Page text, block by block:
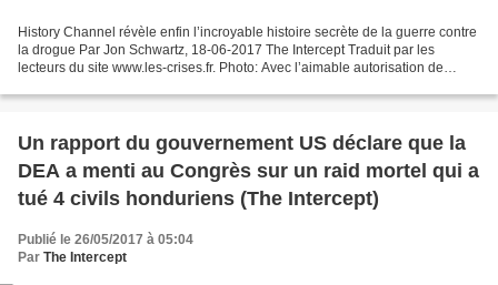
History Channel révèle enfin l’incroyable histoire secrète de la guerre contre
la drogue Par Jon Schwartz, 18-06-2017 The Intercept Traduit par les
lecteurs du site www.les-crises.fr. Photo: Avec l’aimable autorisation de
Un rapport du gouvernement US déclare que la
DEA a menti au Congrès sur un raid mortel qui a
tué 4 civils honduriens (The Intercept)
Publié le 26/05/2017 à 05:04
Par The Intercept